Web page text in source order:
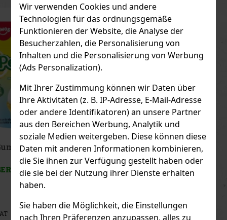
Wir verwenden Cookies und andere
Technologien für das ordnungsgemäße
Funktionieren der Website, die Analyse der
Besucherzahlen, die Personalisierung von
Inhalten und die Personalisierung von Werbung
(Ads Personalization).
Mit Ihrer Zustimmung können wir Daten über
Ihre Aktivitäten (z. B. IP-Adresse, E-Mail-Adresse
oder andere Identifikatoren) an unsere Partner
aus den Bereichen Werbung, Analytik und
soziale Medien weitergeben. Diese können diese
Daten mit anderen Informationen kombinieren,
die Sie ihnen zur Verfügung gestellt haben oder
die sie bei der Nutzung ihrer Dienste erhalten
haben.
Sie haben die Möglichkeit, die Einstellungen
nach Ihren Präferenzen anzupassen, alles zu
Peelerz Gummy White Peach 65g
AUF LAGER (> 5 st)
€ ohne VAT